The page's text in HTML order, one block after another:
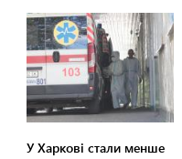
У Харкові стали менше